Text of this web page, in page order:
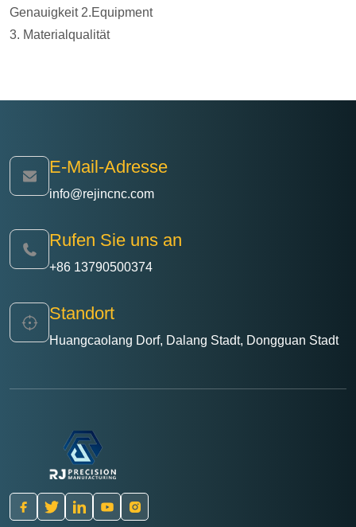
Genauigkeit 2.Equipment
3. Materialqualität
E-Mail-Adresse
info@rejincnc.com
Rufen Sie uns an
+86 13790500374
Standort
Huangcaolang Dorf, Dalang Stadt, Dongguan Stadt